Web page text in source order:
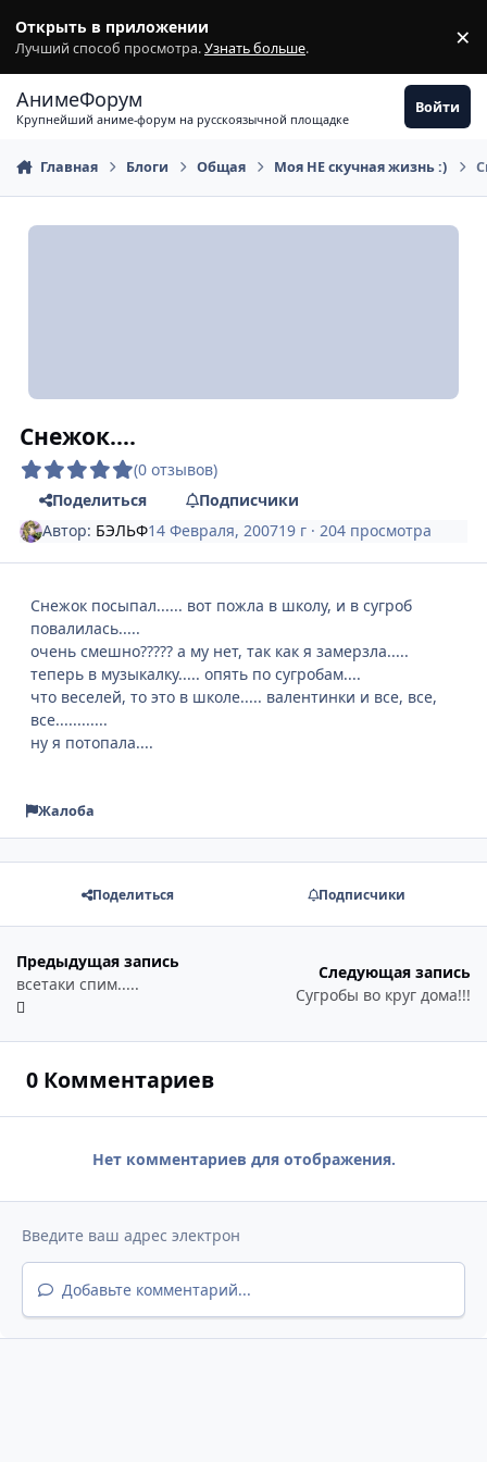
Открыть в приложении
Лучший способ просмотра.Узнать больше. ×
АнимеФорум
Крупнейший аниме-форум на русскоязычной площадке
Войти
Главная Блоги Общая Моя НЕ скучная жизнь :)
Снежок....
(0 отзывов)
Поделиться
Подписчики
Автор: БЭЛЬФ14 Февраля, 200719 г · 204 просмотра
Снежок посыпал...... вот пожла в школу, и в сугроб
повалилась.....
очень смешно????? а му нет, так как я замерзла.....
теперь в музыкалку..... опять по сугробам....
что веселей, то это в школе..... валентинки и все, все,
все............
ну я потопала....
Жалоба
Поделиться Подписчики
Предыдущая запись
всетаки спим.....
Следующая запись
Сугробы во круг дома!!!
0 Комментариев
Нет комментариев для отображения.
Добавьте комментарий...